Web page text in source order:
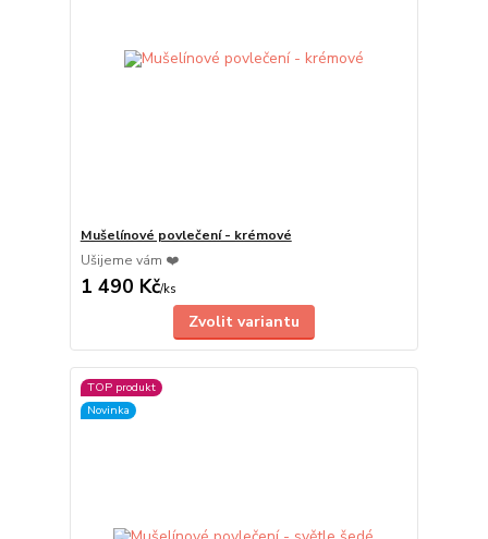
Mušelínové povlečení - krémové
Ušijeme vám ❤️
1 490 Kč/ks
Zvolit variantu
TOP produkt
Novinka